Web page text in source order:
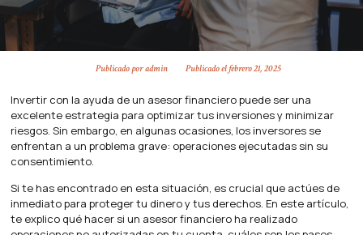
Publicado poradmin Publicado elfebrero 21, 2025
Invertir con la ayuda de un asesor financiero puede ser una
excelente estrategia para optimizar tus inversiones y minimizar
riesgos. Sin embargo, en algunas ocasiones, los inversores se
enfrentan a un problema grave: operaciones ejecutadas sin su
consentimiento.
Si te has encontrado en esta situación, es crucial que actúes de
inmediato para proteger tu dinero y tus derechos. En este artículo,
te explico qué hacer si un asesor financiero ha realizado